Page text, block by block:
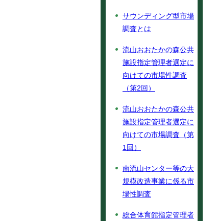
サウンディング型市場
調査とは
流山おおたかの森公共
施設指定管理者選定に
向けての市場性調査
（第2回）
流山おおたかの森公共
施設指定管理者選定に
向けての市場調査（第
1回）
南流山センター等の大
規模改造事業に係る市
場性調査
総合体育館指定管理者